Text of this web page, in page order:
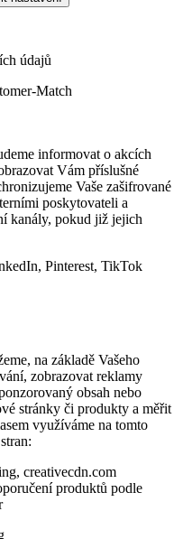
údajů
Match
informovat o akcích
Vám příslušné
Vaše zašifrované
poskytovateli a
kanály, pokud již jejich
Pinterest, TikTok
na základě Vašeho
zobrazovat reklamy
obsah nebo
stránky či produkty a měřit
využíváme na tomto
creativecdn.com
produktů podle